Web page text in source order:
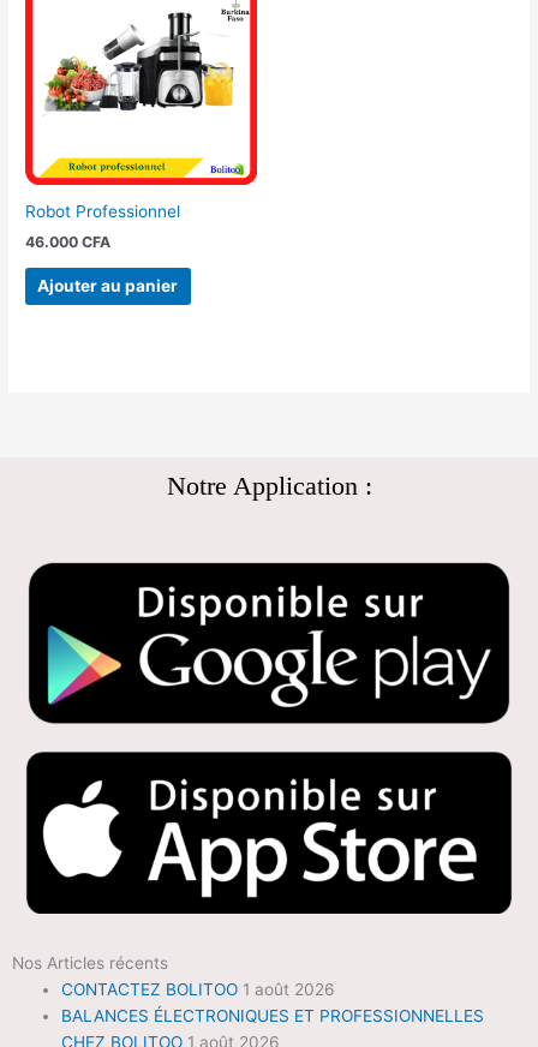
Robot Professionnel
46.000CFA
Ajouter au panier
Notre Application :
Nos Articles récents
CONTACTEZ BOLITOO 1 août 2026
BALANCES ÉLECTRONIQUES ET PROFESSIONNELLES
CHEZ BOLITOO 1 août 2026